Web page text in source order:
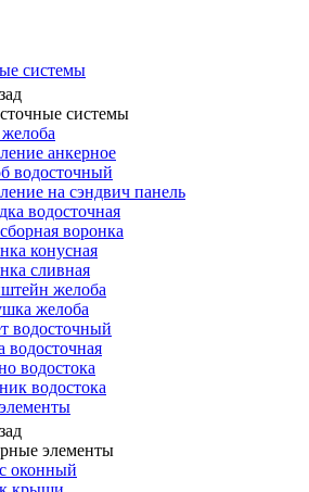
системы
системы
анкерное
водосточный
на сэндвич панель
водосточная
воронка
конусная
сливная
желоба
желоба
водосточный
водосточная
водостока
водостока
элементы
оконный